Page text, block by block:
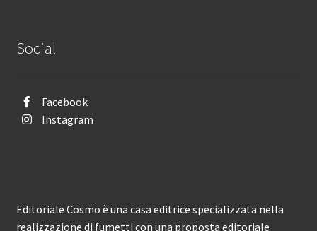
Social
Facebook
Instagram
Editoriale Cosmo è una casa editrice specializzata nella
realizzazione di fumetti con una proposta editoriale